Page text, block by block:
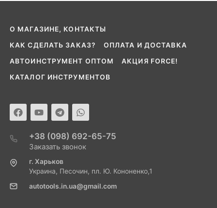
О МАГАЗИНЕ, КОНТАКТЫ
КАК СДЕЛАТЬ ЗАКАЗ? ОПЛАТА И ДОСТАВКА
АВТОИНСТРУМЕНТ ОПТОМ АКЦИЯ FORCE!
КАТАЛОГ ИНСТРУМЕНТОВ
+38 (098) 692-65-75
Заказать звонок
г. Харьков
Украина, Песочин, пл. Ю. Кононенко,1
autotools.in.ua@gmail.com